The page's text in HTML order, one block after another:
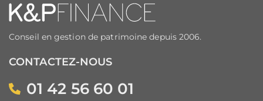
Conseil en gestion de patrimoine depuis 2006.
CONTACTEZ-NOUS
01 42 56 60 01